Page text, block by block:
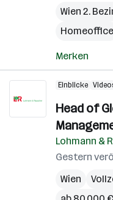
Wien 2.
Homeoffice
Merken
Einblicke
Head of
Lohmann &
Gestern
Wien